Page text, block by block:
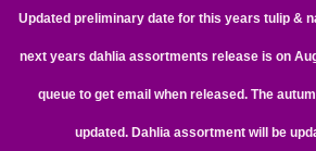
Updated preliminary date for this years tulip &
next years dahlia assortments release is on
queue to get email when released. The
updated. Dahlia assortment will be